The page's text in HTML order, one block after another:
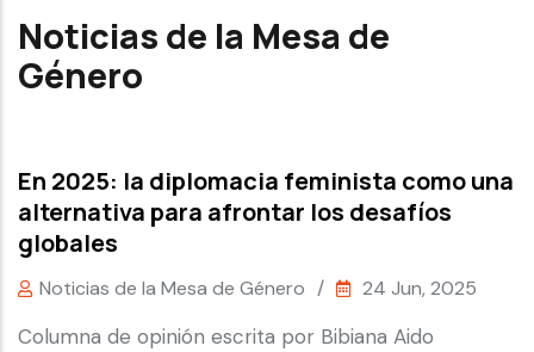
Noticias de la Mesa de
Género
En 2025: la diplomacia feminista como una
alternativa para afrontar los desafíos
globales
Noticias de la Mesa de Género / 24 Jun, 2025
Columna de opinión escrita por Bibiana Aido